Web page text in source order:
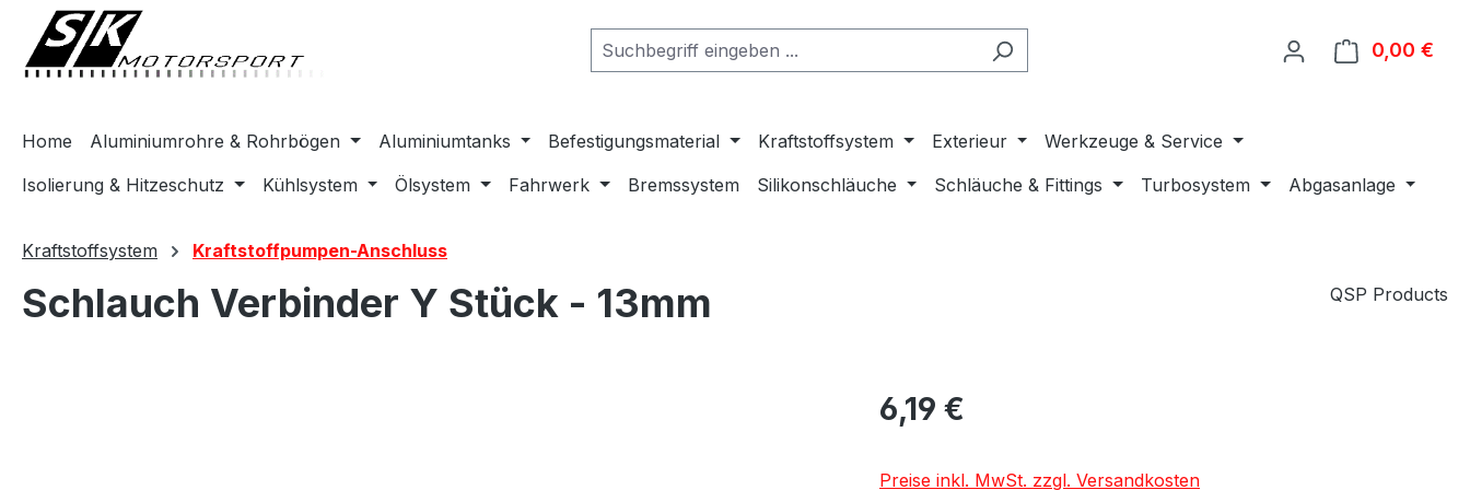
Zur Hauptnavigation springen
0,00 €
Home Aluminiumrohre & Rohrbögen Aluminiumtanks Befestigungsmaterial Kraftstoffsystem Exterieur
Werkzeuge & Service
Isolierung & Hitzeschutz
Kühlsystem Ölsystem Fahrwerk Bremssystem Silikonschläuche Schläuche & Fittings Turbosystem Abgasanlage
Kraftstoffsystem Kraftstoffpumpen-Anschluss
Schlauch Verbinder Y Stück - 13mm QSP Products
6,19 €
Preise inkl. MwSt. zzgl. Versandkosten